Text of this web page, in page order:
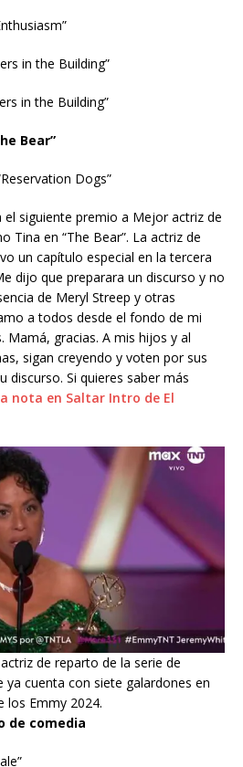
in the Building”
in the Building”
Bear”
Dogs”
el siguiente premio a Mejor actriz de
Tina en “The Bear”. La actriz de
un capítulo especial en la tercera
dijo que preparara un discurso y no
de Meryl Streep y otras
a todos desde el fondo de mi
gracias. A mis hijos y al
sigan creyendo y voten por sus
discurso. Si quieres saber más
nota en Saltar Intro de El
de reparto de la serie de
ya cuenta con siete galardones en
los Emmy 2024.
de comedia